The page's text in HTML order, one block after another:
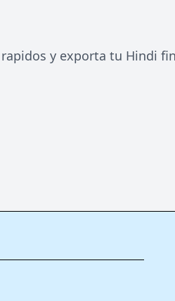
y exporta tu Hindi